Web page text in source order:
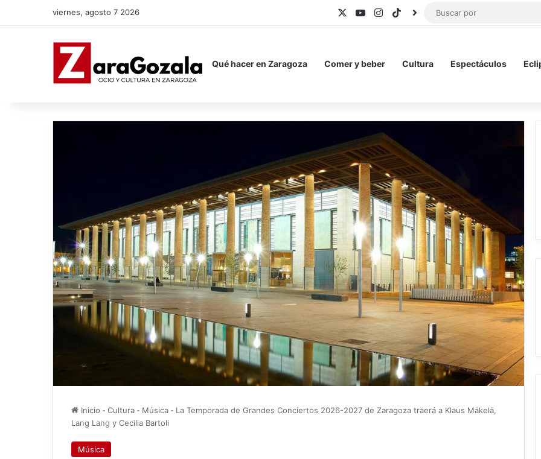
viernes, agosto 7 2026 YouTubeInstagram
TikTokBlueSky
Qué hacer en Zaragoza Comer y beber Cultura Espectáculos
Inicio - Cultura - Música - La Temporada de Grandes Conciertos 2026-2027 de Zaragoza traerá a Klaus Mäkelä,
Lang Lang y Cecilia Bartoli
Música